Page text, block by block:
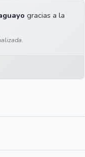
gracias a la